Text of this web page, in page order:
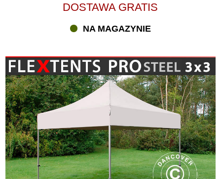
DOSTAWA GRATIS
NA MAGAZYNIE